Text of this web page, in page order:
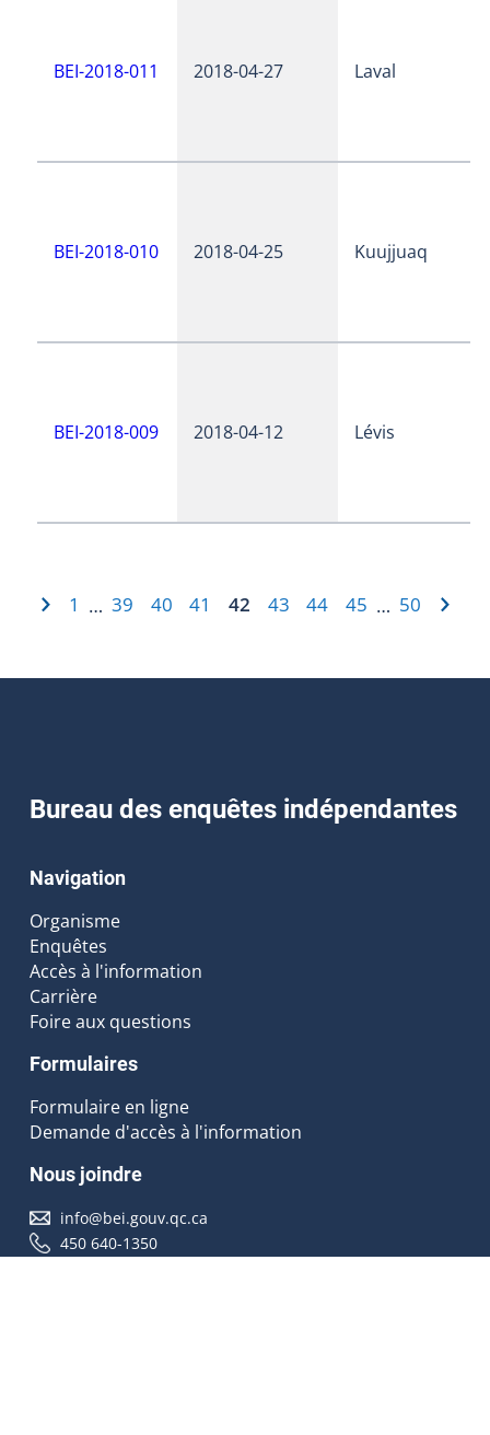
BEI-2018-011 2018-04-27 Laval
BEI-2018-010 2018-04-25 Kuujjuaq
BEI-2018-009 2018-04-12 Lévis
1 … 39 40 41 42 43 44 45 … 50
Bureau des enquêtes indépendantes
Navigation
Organisme
Enquêtes
Accès à l'information
Carrière
Foire aux questions
Formulaires
Formulaire en ligne
Demande d'accès à l'information
Nous joindre
info@bei.gouv.qc.ca
450 640-1350